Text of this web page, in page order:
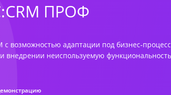
ПРОФ
с возможностью адаптации под
внедрении неиспользуемую